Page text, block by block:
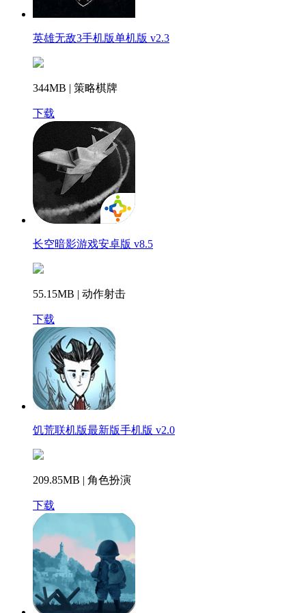
英雄无敌3手机版单机版 v2.3
344MB | 策略棋牌
下载
长空暗影游戏安卓版 v8.5
55.15MB | 动作射击
下载
饥荒联机版最新版手机版 v2.0
209.85MB | 角色扮演
下载